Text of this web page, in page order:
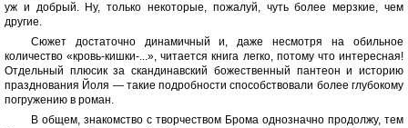
уж и добрый. Ну, только некоторые, пожалуй, чуть более мерзкие, чем
другие.
Сюжет достаточно динамичный и, даже несмотря на обильное
количество «кровь-кишки-...», читается книга легко, потому что интересная!
Отдельный плюсик за скандинавский божественный пантеон и историю
празднования Йоля — такие подробности способствовали более глубокому
погружению в роман.
В общем, знакомство с творчеством Брома однозначно продолжу, тем